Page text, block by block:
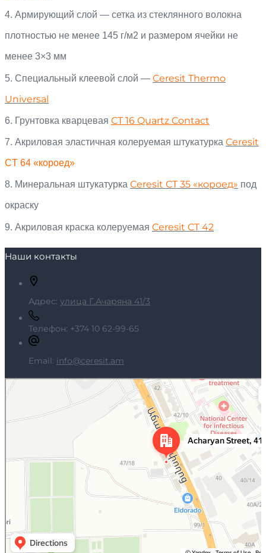
4. Армирующий слой — сетка из стеклянного волокна
плотностью не менее 145 г/м2 и размером ячейки не
менее 3×3 мм
5. Специальный клеевой слой — Ceresit Thermo
Universal
6. Грунтовка кварцевая CT 16 Quartz Contact
7. Акриловая эластичная колеруемая штукатурка Ceresit
CT 64 «короед»
8. Минеральная штукатурка Ceresit CT 35 «короед» под
окраску
9. Акриловая краска колеруемая Ceresit CT 42
Наши контакты
Адрес: улица Г.Ачаряна 41/3
Телефон: +374 10 62-99-65
Email: info@ceresit.am
Ереван
Яндекс Карты